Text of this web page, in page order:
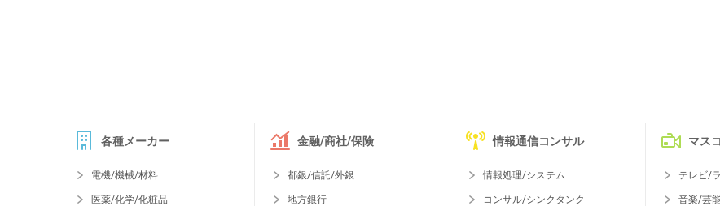
各種メーカー
電機/機械/材料
医薬/化学/化粧品
金融/商社/保険
都銀/信託/外銀
地方銀行
情報通信コンサル
情報処理/システム
コンサル/シンクタンク
マス
テレビ/
音楽/芸